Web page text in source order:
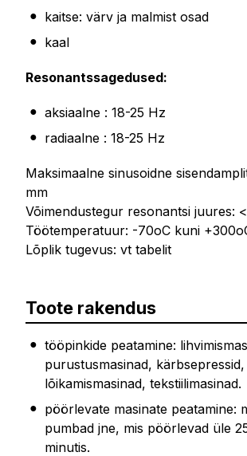
kaitse: värv ja malmist osad
kaal
Resonantssagedused:
aksiaalne : 18-25 Hz
radiaalne : 18-25 Hz
Maksimaalne sinusoidne
mm
Võimendustegur resonantsi juures:
Töötemperatuur: -70oC kuni
Lõplik tugevus: vt tabelit
Toote rakendus
tööpinkide peatamine:
purustusmasinad, kärbsepressid,
lõikamismasinad, tekstiilimasinad.
pöörlevate masinate peatamine:
pumbad jne, mis pöörlevad üle
minutis.